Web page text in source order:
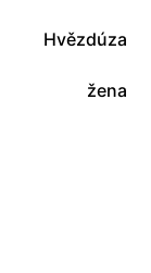
Hvězdúza
žena